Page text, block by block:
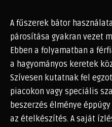
A fűszerek bátor
párosítása gyakran vezet
Ebben a folyamatban a
a hagyományos keretek
Szívesen kutatnak fel
piacokon vagy speciális
beszerzés élménye
az ételkészítés. A saját